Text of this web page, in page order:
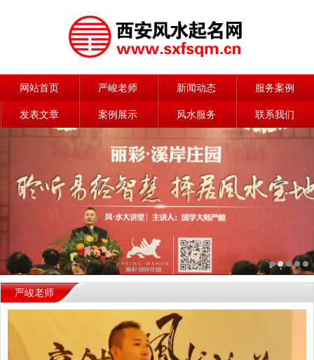
网站首页 严峻老师 新闻动态 服务案例
发表文章 案例展示 风水服务 联系我们
严峻老师